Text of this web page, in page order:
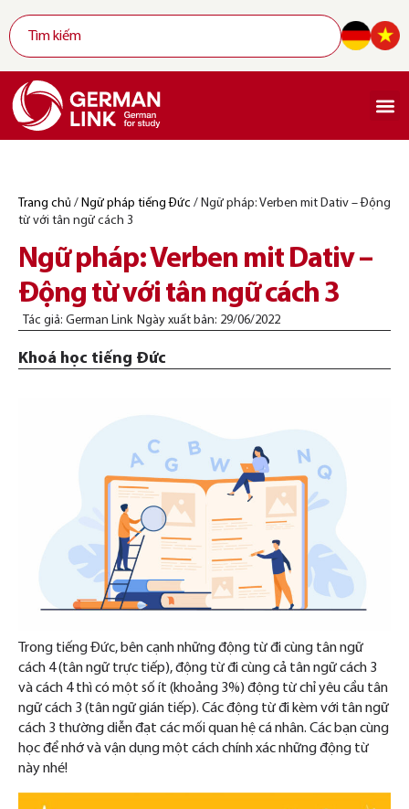
Trang chủ / Ngữ pháp tiếng Đức / Ngữ pháp: Verben mit Dativ – Động
từ với tân ngữ cách 3
Ngữ pháp: Verben mit Dativ –
Động từ với tân ngữ cách 3
Tác giả: German Link Ngày xuất bản: 29/06/2022
Khoá học tiếng Đức
Trong tiếng Đức, bên cạnh những động từ đi cùng tân ngữ
cách 4 (tân ngữ trực tiếp), động từ đi cùng cả tân ngữ cách 3
và cách 4 thì có một số ít (khoảng 3%) động từ chỉ yêu cầu tân
ngữ cách 3 (tân ngữ gián tiếp). Các động từ đi kèm với tân ngữ
cách 3 thường diễn đạt các mối quan hệ cá nhân. Các bạn cùng
học để nhớ và vận dụng một cách chính xác những động từ
này nhé!